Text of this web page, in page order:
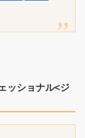
ッショナル<ジ